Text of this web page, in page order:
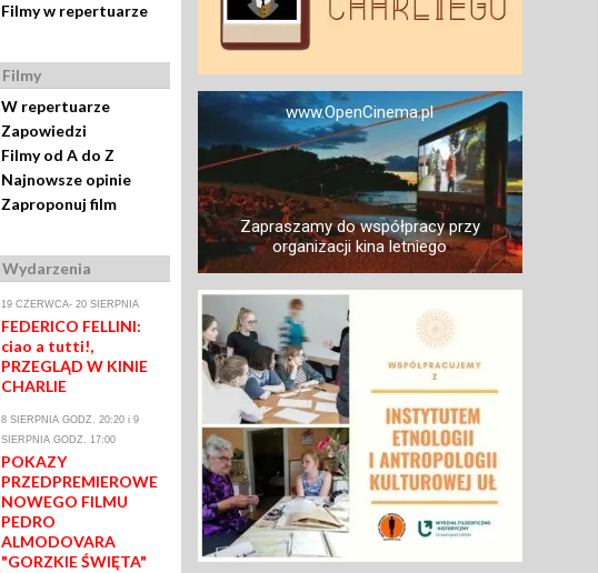
Filmy w repertuarze
Filmy
W repertuarze
Zapowiedzi
Filmy od A do Z
Najnowsze opinie
Zaproponuj film
Wydarzenia
19 CZERWCA- 20 SIERPNIA
FEDERICO FELLINI:
ciao a tutti!,
PRZEGLĄD W KINIE
CHARLIE
8 SIERPNIA GODZ. 20:20 i 9
SIERPNIA GODZ. 17:00
POKAZY
PRZEDPREMIEROWE
NOWEGO FILMU
PEDRO
ALMODOVARA
"GORZKIE ŚWIĘTA"
www.OpenCinema.pl
Zapraszamy do współpracy przy
organizacji kina letniego